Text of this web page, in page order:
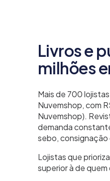
Livros e
milhões
Mais de 700
Nuvemshop, com
Nuvemshop).
demanda
sebo,
Lojistas que
superior à de